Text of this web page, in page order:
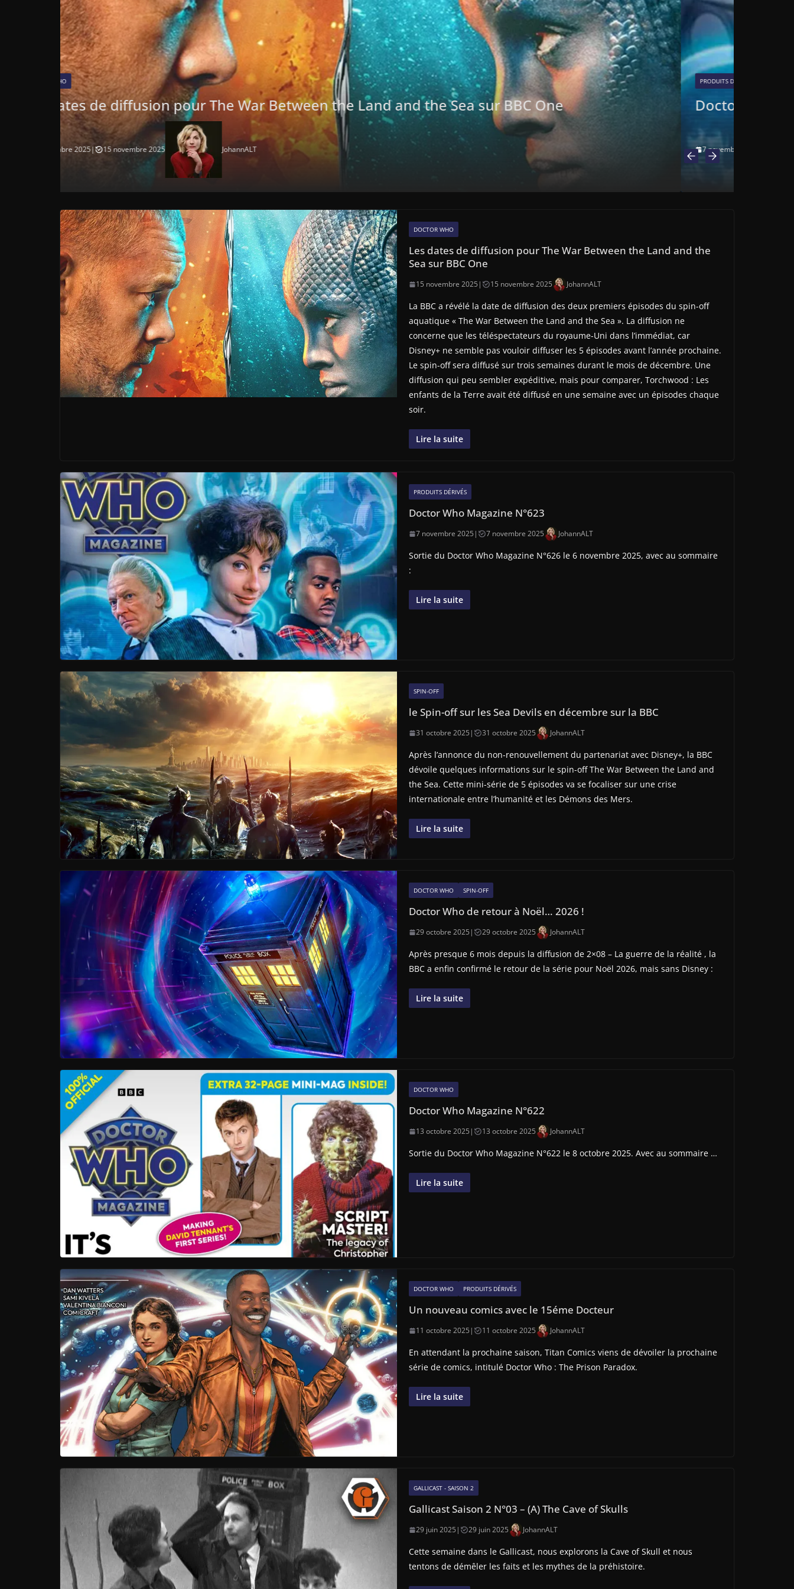
PRODUITS DÉRIVÉS
Doctor Who Magazine N°623
7 novembre 2025| 7 novembre 2025 JohannALT
DOCTOR WHO
Les dates de diffusion pour The War Between the Land and the
Sea sur BBC One
15 novembre 2025 | 15 novembre 2025 JohannALT
La BBC a révélé la date de diffusion des deux premiers épisodes du spin-off
aquatique « The War Between the Land and the Sea ». La diffusion ne
concerne que les téléspectateurs du royaume-Uni dans l’immédiat, car
Disney+ ne semble pas vouloir diffuser les 5 épisodes avant l’année prochaine.
Le spin-off sera diffusé sur trois semaines durant le mois de décembre. Une
diffusion qui peu sembler expéditive, mais pour comparer, Torchwood : Les
enfants de la Terre avait été diffusé en une semaine avec un épisodes chaque
soir.
Lire la suite
PRODUITS DÉRIVÉS
Doctor Who Magazine N°623
7 novembre 2025 | 7 novembre 2025 JohannALT
Sortie du Doctor Who Magazine N°626 le 6 novembre 2025, avec au sommaire
:
Lire la suite
SPIN-OFF
le Spin-off sur les Sea Devils en décembre sur la BBC
31 octobre 2025 | 31 octobre 2025 JohannALT
Après l’annonce du non-renouvellement du partenariat avec Disney+, la BBC
dévoile quelques informations sur le spin-off The War Between the Land and
the Sea. Cette mini-série de 5 épisodes va se focaliser sur une crise
internationale entre l’humanité et les Démons des Mers.
Lire la suite
DOCTOR WHO SPIN-OFF
Doctor Who de retour à Noël… 2026 !
29 octobre 2025 | 29 octobre 2025 JohannALT
Après presque 6 mois depuis la diffusion de 2×08 – La guerre de la réalité , la
BBC a enfin confirmé le retour de la série pour Noël 2026, mais sans Disney :
Lire la suite
DOCTOR WHO
Doctor Who Magazine N°622
13 octobre 2025 | 13 octobre 2025 JohannALT
Sortie du Doctor Who Magazine N°622 le 8 octobre 2025. Avec au sommaire …
Lire la suite
DOCTOR WHO PRODUITS DÉRIVÉS
Un nouveau comics avec le 15éme Docteur
11 octobre 2025 | 11 octobre 2025 JohannALT
En attendant la prochaine saison, Titan Comics viens de dévoiler la prochaine
série de comics, intitulé Doctor Who : The Prison Paradox.
Lire la suite
GALLICAST - SAISON 2
Gallicast Saison 2 N°03 – (A) The Cave of Skulls
29 juin 2025 | 29 juin 2025 JohannALT
Cette semaine dans le Gallicast, nous explorons la Cave of Skull et nous
tentons de démêler les faits et les mythes de la préhistoire.